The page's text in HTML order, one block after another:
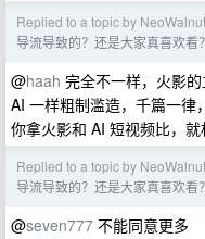
Replied to a topic by NeoWalnut
导流导致的？还是大家真喜欢看？
@haah 完全不一样，火影
AI 一样粗制滥造，千篇一律
你拿火影和 AI 短视频比，
Replied to a topic by NeoWalnut
导流导致的？还是大家真喜欢看？
@seven777 不能同意更多